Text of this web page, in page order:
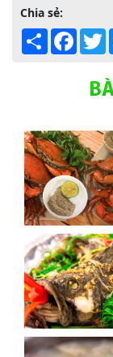
Chia sẻ:
Share
Hình ảnh về
Hình ảnh về CÁ